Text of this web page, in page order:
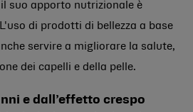
suo apporto nutrizionale è
di prodotti di bellezza a base
servire a migliorare la salute,
dei capelli e della pelle.
e dall’effetto crespo